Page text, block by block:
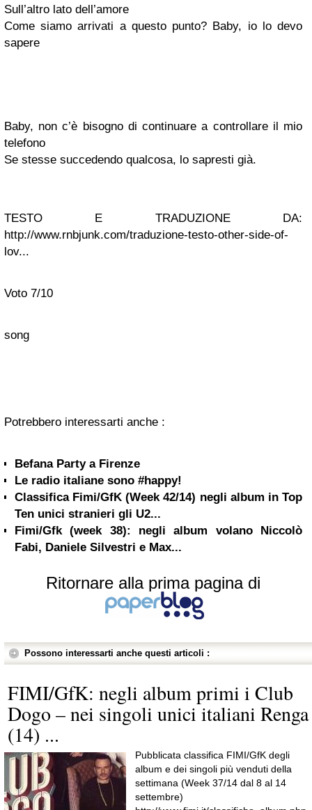
Sull’altro lato dell’amore
Come siamo arrivati a questo punto? Baby, io lo devo
sapere
Baby, non c’è bisogno di continuare a controllare il mio
telefono
Se stesse succedendo qualcosa, lo sapresti già.
TESTO E TRADUZIONE DA:
http://www.rnbjunk.com/traduzione-testo-other-side-of-
lov...
Voto 7/10
song
Potrebbero interessarti anche :
Befana Party a Firenze
Le radio italiane sono #happy!
Classifica Fimi/GfK (Week 42/14) negli album in Top
Ten unici stranieri gli U2...
Fimi/Gfk (week 38): negli album volano Niccolò
Fabi, Daniele Silvestri e Max...
Ritornare alla prima pagina di
Possono interessarti anche questi articoli :
FIMI/GfK: negli album primi i Club
Dogo – nei singoli unici italiani Renga
(14) ...
Pubblicata classifica FIMI/GfK degli
album e dei singoli più venduti della
settimana (Week 37/14 dal 8 al 14
settembre)